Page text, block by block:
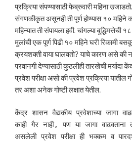
प्रक्रिया संपण्यासाठी फेब्रुवारी महिना
संगणकीकृत असूनही ती पूर्ण होण्यास १० महिने
महिन्यात ती संपायला हवी. चांगल्या बुद्धिमत्तेची
मुलांची एक पूर्ण पिढी १० महिने घरी रिकामी
क्रयशक्ती वाया घालवतो? याचे कारण असे की
परवानगी देण्यासाठी कुठलीही तारखेची मर्यादा
प्रवेश परीक्षा असो की प्रवेश प्रक्रिया यातील
तर अशा अनेक गोष्टी लक्षात येतील.
केंद्र शासन वैद्यकीय प्रवेशाच्या जागा
काही गैर नाही, पण या जागा वाढवताना
असलेली प्रवेश परीक्षा ही भक्कम व